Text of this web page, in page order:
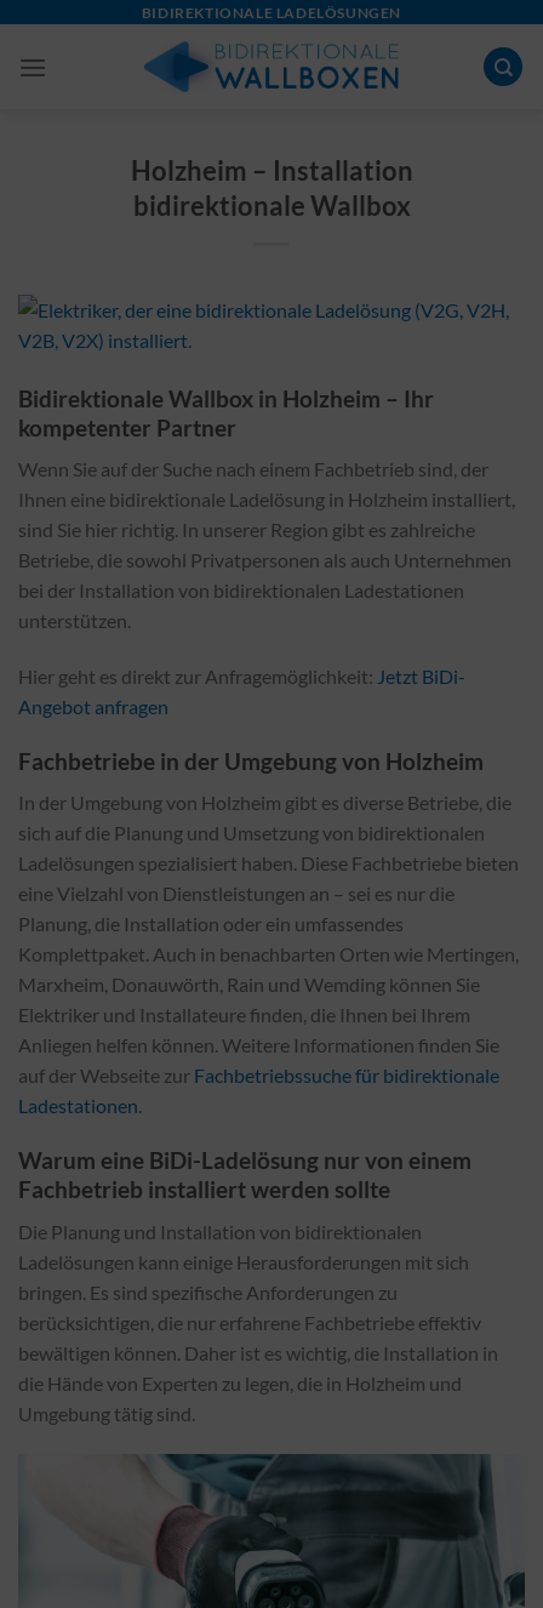
content
BIDIREKTIONALE LADELÖSUNGEN
Holzheim – Installation
bidirektionale Wallbox
Bidirektionale Wallbox in Holzheim – Ihr
kompetenter Partner
Wenn Sie auf der Suche nach einem Fachbetrieb sind, der
Ihnen eine bidirektionale Ladelösung in Holzheim installiert,
sind Sie hier richtig. In unserer Region gibt es zahlreiche
Betriebe, die sowohl Privatpersonen als auch Unternehmen
bei der Installation von bidirektionalen Ladestationen
unterstützen.
Hier geht es direkt zur Anfragemöglichkeit: Jetzt BiDi-
Angebot anfragen
Fachbetriebe in der Umgebung von Holzheim
In der Umgebung von Holzheim gibt es diverse Betriebe, die
sich auf die Planung und Umsetzung von bidirektionalen
Ladelösungen spezialisiert haben. Diese Fachbetriebe bieten
eine Vielzahl von Dienstleistungen an – sei es nur die
Planung, die Installation oder ein umfassendes
Komplettpaket. Auch in benachbarten Orten wie Mertingen,
Marxheim, Donauwörth, Rain und Wemding können Sie
Elektriker und Installateure finden, die Ihnen bei Ihrem
Anliegen helfen können. Weitere Informationen finden Sie
auf der Webseite zur Fachbetriebssuche für bidirektionale
Ladestationen.
Warum eine BiDi-Ladelösung nur von einem
Fachbetrieb installiert werden sollte
Die Planung und Installation von bidirektionalen
Ladelösungen kann einige Herausforderungen mit sich
bringen. Es sind spezifische Anforderungen zu
berücksichtigen, die nur erfahrene Fachbetriebe effektiv
bewältigen können. Daher ist es wichtig, die Installation in
die Hände von Experten zu legen, die in Holzheim und
Umgebung tätig sind.